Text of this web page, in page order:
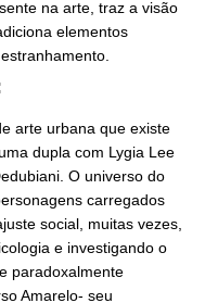
na arte, traz a visão
elementos
arte urbana que existe
dupla com Lygia Lee
O universo do
carregados
social, muitas vezes,
e investigando o
paradoxalmente
Amarelo- seu